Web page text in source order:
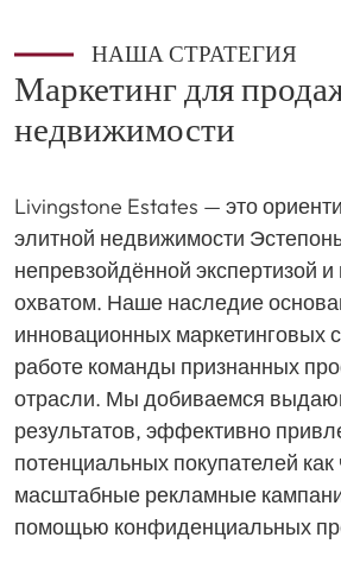
НАША СТРАТЕГИЯ
Маркетинг для
недвижимости
Livingstone Estates — это
элитной недвижимости
непревзойдённой экспертизой
охватом. Наше наследие
инновационных маркетинговых
работе команды признанных
отрасли. Мы добиваемся
результатов, эффективно
потенциальных покупателей как
масштабные рекламные
помощью конфиденциальных